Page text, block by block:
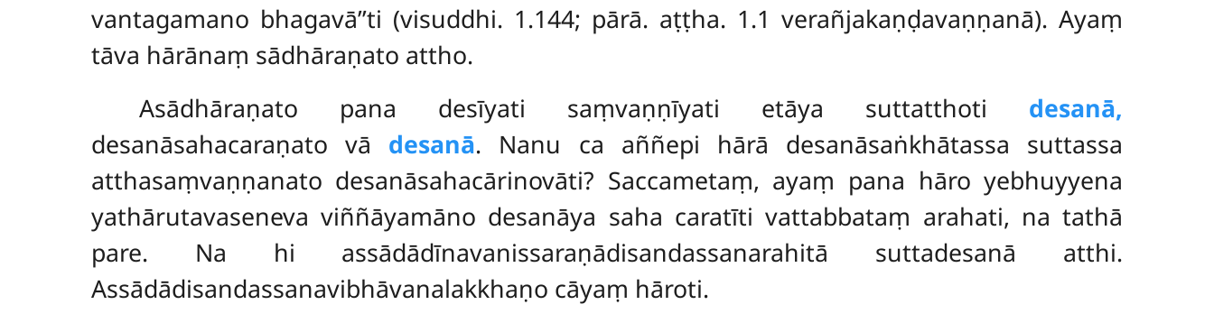
vantagamano bhagavā’’ti (visuddhi. 1.144; pārā. aṭṭha. 1.1 verañjakaṇḍavaṇṇanā). Ayaṃ
tāva hārānaṃ sādhāraṇato attho.
Asādhāraṇato pana desīyati saṃvaṇṇīyati etāya suttatthoti desanā,
desanāsahacaraṇato vā desanā. Nanu ca aññepi hārā desanāsaṅkhātassa suttassa
atthasaṃvaṇṇanato desanāsahacārinovāti? Saccametaṃ, ayaṃ pana hāro yebhuyyena
yathārutavaseneva viññāyamāno desanāya saha caratīti vattabbataṃ arahati, na tathā
pare. Na hi assādādīnavanissaraṇādisandassanarahitā suttadesanā atthi.
Assādādisandassanavibhāvanalakkhaṇo cāyaṃ hāroti.